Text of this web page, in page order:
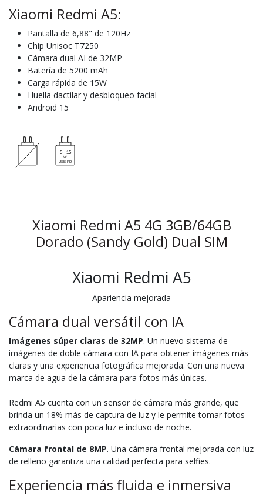
Xiaomi Redmi A5:
Pantalla de 6,88" de 120Hz
Chip Unisoc T7250
Cámara dual AI de 32MP
Batería de 5200 mAh
Carga rápida de 15W
Huella dactilar y desbloqueo facial
Android 15
Xiaomi Redmi A5 4G 3GB/64GB
Dorado (Sandy Gold) Dual SIM
Xiaomi Redmi A5
Apariencia mejorada
Cámara dual versátil con IA
Imágenes súper claras de 32MP. Un nuevo sistema de
imágenes de doble cámara con IA para obtener imágenes más
claras y una experiencia fotográfica mejorada. Con una nueva
marca de agua de la cámara para fotos más únicas.
Redmi A5 cuenta con un sensor de cámara más grande, que
brinda un 18% más de captura de luz y le permite tomar fotos
extraordinarias con poca luz e incluso de noche.
Cámara frontal de 8MP. Una cámara frontal mejorada con luz
de relleno garantiza una calidad perfecta para selfies.
Experiencia más fluida e inmersiva